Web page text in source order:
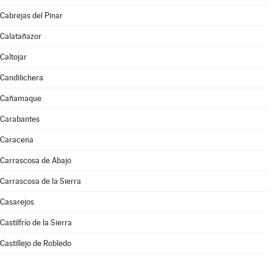
Cabrejas del Pinar
Calatañazor
Caltojar
Candilichera
Cañamaque
Carabantes
Caracena
Carrascosa de Abajo
Carrascosa de la Sierra
Casarejos
Castilfrío de la Sierra
Castillejo de Robledo